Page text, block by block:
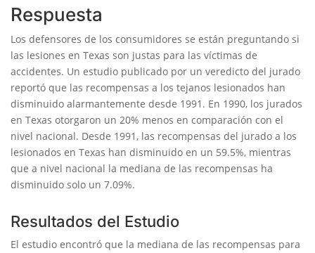
Respuesta
Los defensores de los consumidores se están preguntando si
las lesiones en Texas son justas para las víctimas de
accidentes. Un estudio publicado por un veredicto del jurado
reportó que las recompensas a los tejanos lesionados han
disminuido alarmantemente desde 1991. En 1990, los jurados
en Texas otorgaron un 20% menos en comparación con el
nivel nacional. Desde 1991, las recompensas del jurado a los
lesionados en Texas han disminuido en un 59.5%, mientras
que a nivel nacional la mediana de las recompensas ha
disminuido solo un 7.09%.
Resultados del Estudio
El estudio encontró que la mediana de las recompensas para